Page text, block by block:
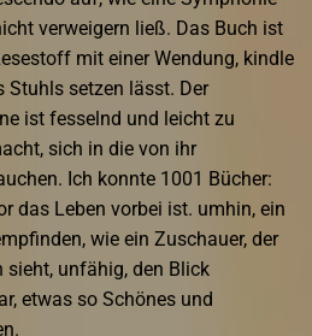
verweigern ließ. Das Buch ist
mit einer Wendung, kindle
Stuhls setzen lässt. Der
ist fesselnd und leicht zu
sich in die von ihr
Ich konnte 1001 Bücher:
das Leben vorbei ist. umhin, ein
wie ein Zuschauer, der
unfähig, den Blick
etwas so Schönes und